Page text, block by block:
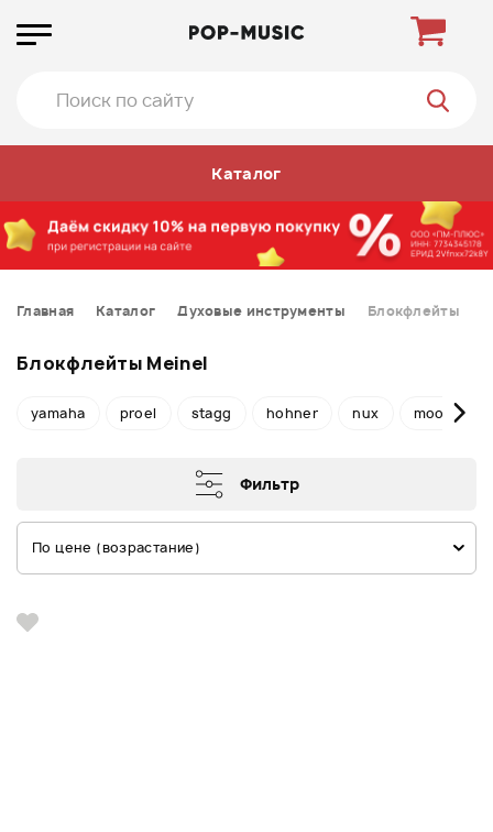
Каталог
Главная Каталог Духовые инструменты Блокфлейты
Блокфлейты Meinel
yamaha proel stagg hohner nux mooer
Фильтр
По цене (возрастание)